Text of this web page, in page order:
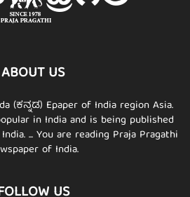
ABOUT US
(ಕನ್ನಡ) Epaper of India region Asia.
in India and is being published
... You are reading Praja Pragathi
of India.